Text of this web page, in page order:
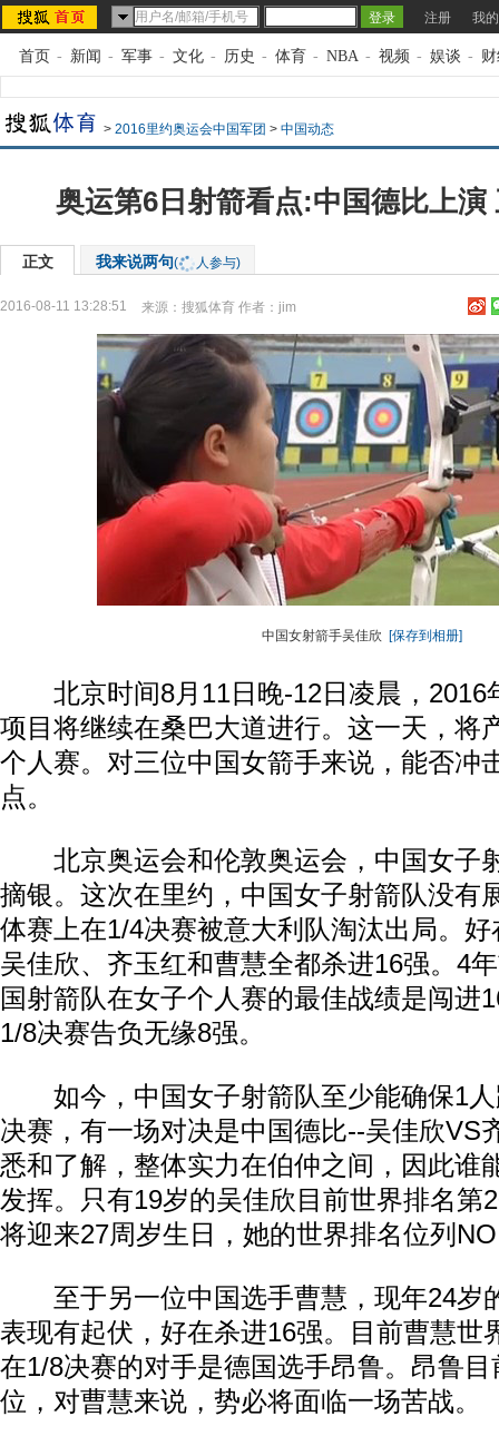
注册 我
首页 - 新闻 - 军事 - 文化 - 历史 - 体育 - NBA - 视频 - 娱谈 -
> 2016里约奥运会中国军团 > 中国动态
奥运第6日射箭看点:中国德比上演
正文 我来说两句( 人参与)
2016-08-11 13:28:51 来源： 搜狐体育 作者：jim
中国女射箭手吴佳欣 [保存到相册]
北京时间8月11日晚-12日凌晨，2016
项目将继续在桑巴大道进行。这一天，将
个人赛。对三位中国女箭手来说，能否冲
点。
北京奥运会和伦敦奥运会，中国女子
摘银。这次在里约，中国女子射箭队没有
体赛上在1/4决赛被意大利队淘汰出局。
吴佳欣、齐玉红和曹慧全都杀进16强。4
国射箭队在女子个人赛的最佳战绩是闯进
1/8决赛告负无缘8强。
如今，中国女子射箭队至少能确保1人
决赛，有一场对决是中国德比--吴佳欣VS
悉和了解，整体实力在伯仲之间，因此谁
发挥。只有19岁的吴佳欣目前世界排名第
将迎来27周岁生日，她的世界排名位列
至于另一位中国选手曹慧，现年24岁
表现有起伏，好在杀进16强。目前曹慧世
在1/8决赛的对手是德国选手昂鲁。昂鲁
位，对曹慧来说，势必将面临一场苦战。